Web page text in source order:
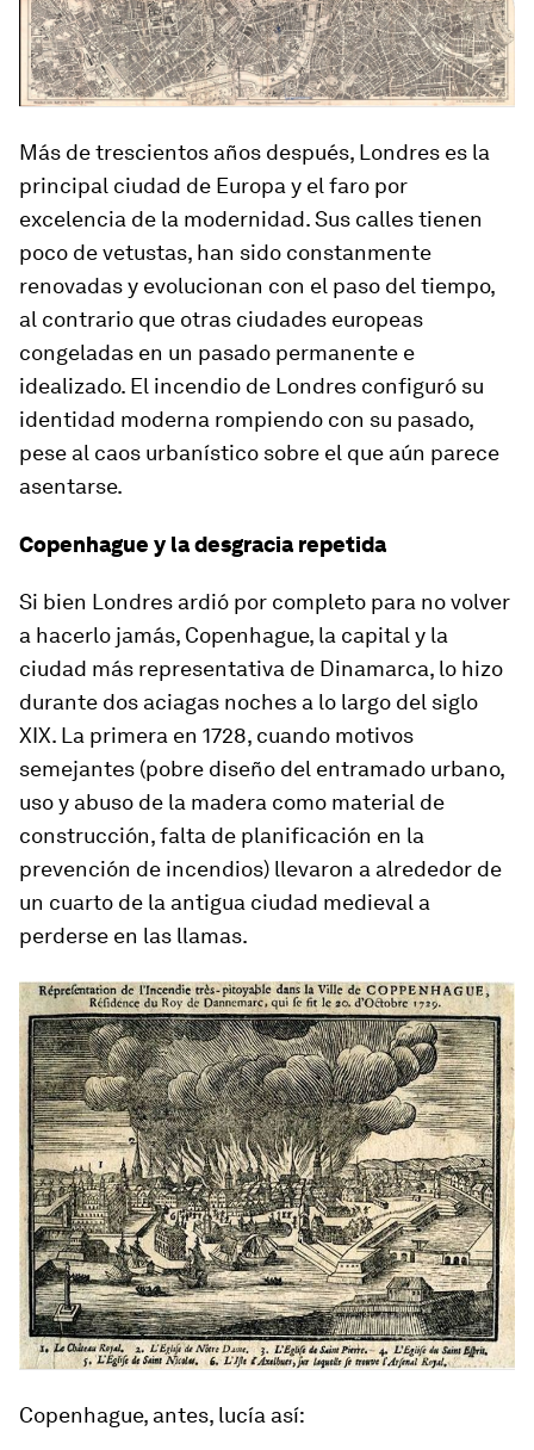
Más de trescientos años después, Londres es la
principal ciudad de Europa y el faro por
excelencia de la modernidad. Sus calles tienen
poco de vetustas, han sido constanmente
renovadas y evolucionan con el paso del tiempo,
al contrario que otras ciudades europeas
congeladas en un pasado permanente e
idealizado. El incendio de Londres configuró su
identidad moderna rompiendo con su pasado,
pese al caos urbanístico sobre el que aún parece
asentarse.
Copenhague y la desgracia repetida
Si bien Londres ardió por completo para no volver
a hacerlo jamás, Copenhague, la capital y la
ciudad más representativa de Dinamarca, lo hizo
durante dos aciagas noches a lo largo del siglo
XIX. La primera en 1728, cuando motivos
semejantes (pobre diseño del entramado urbano,
uso y abuso de la madera como material de
construcción, falta de planificación en la
prevención de incendios) llevaron a alrededor de
un cuarto de la antigua ciudad medieval a
perderse en las llamas.
Copenhague, antes, lucía así: